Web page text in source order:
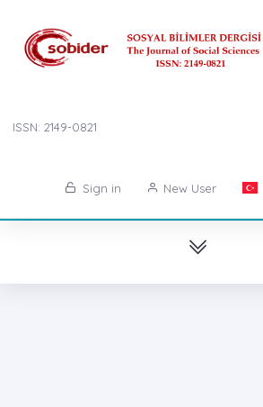
ISSN: 2149-0821
Sign in New User